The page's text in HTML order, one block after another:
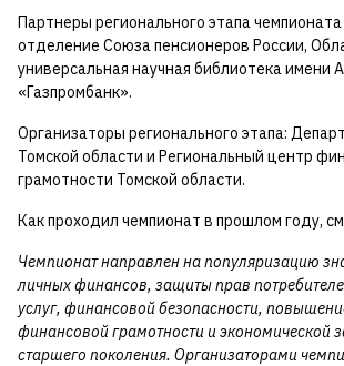
Партнеры регионального этапа
отделение Союза пенсионеров России,
универсальная научная библиотека имени
«Газпромбанк».
Организаторы регионального этапа:
Томской области и Региональный центр
грамотности Томской области.
Как проходил чемпионат в прошлом году,
Чемпионат направлен на популяризацию
личных финансов, защиты прав
услуг, финансовой безопасности,
финансовой грамотности и экономической
старшего поколения. Организаторами